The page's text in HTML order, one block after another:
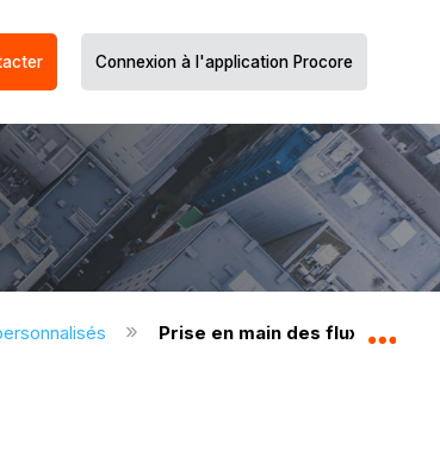
Connexion à l'application Procore
Prise en main des flux de